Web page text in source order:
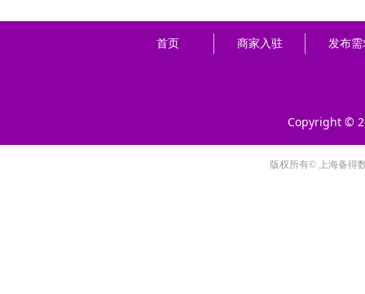
Copyright ©
首页 商家入驻 发布需
版权所有© 上海备得